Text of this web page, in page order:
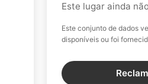
Este lugar ainda
Este conjunto de dados
disponíveis ou foi